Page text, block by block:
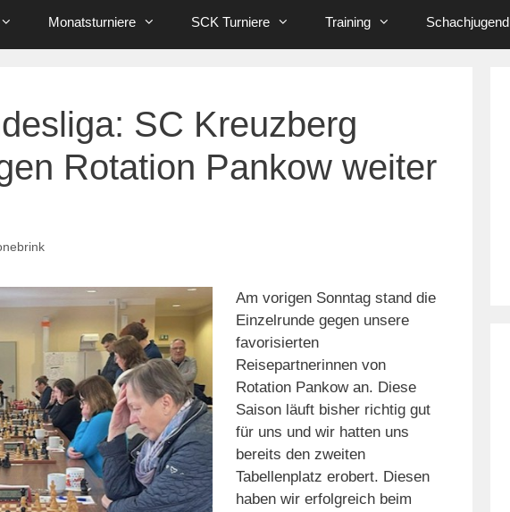
Monatsturniere SCK Turniere Training Schachjugend
SC Kreuzberg
Rotation Pankow weiter
Am vorigen Sonntag stand die
Einzelrunde gegen unsere
favorisierten
Reisepartnerinnen von
Rotation Pankow an. Diese
Saison läuft bisher richtig gut
für uns und wir hatten uns
bereits den zweiten
Tabellenplatz erobert. Diesen
haben wir erfolgreich beim